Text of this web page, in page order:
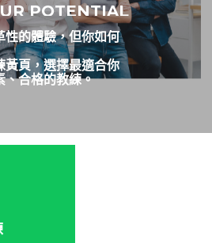
POTENTIAL
性的體驗，但你如何
黃頁，選擇最適合你
、合格的教練。
是全球領先的教練和教練組織。
人員提供全球認可度最高的獨立
獲得證書意味著教練致力於誠
技能，以及對客戶的奉獻精神。
FROM EXPERTS